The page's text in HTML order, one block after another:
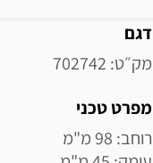
מידע נוסף
דגם
מק״ט: 702742
מפרט טכני